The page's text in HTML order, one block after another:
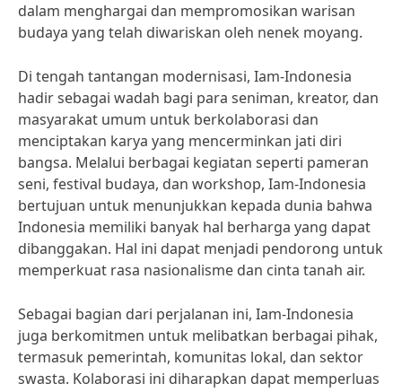
dalam menghargai dan mempromosikan warisan
budaya yang telah diwariskan oleh nenek moyang.
Di tengah tantangan modernisasi, Iam-Indonesia
hadir sebagai wadah bagi para seniman, kreator, dan
masyarakat umum untuk berkolaborasi dan
menciptakan karya yang mencerminkan jati diri
bangsa. Melalui berbagai kegiatan seperti pameran
seni, festival budaya, dan workshop, Iam-Indonesia
bertujuan untuk menunjukkan kepada dunia bahwa
Indonesia memiliki banyak hal berharga yang dapat
dibanggakan. Hal ini dapat menjadi pendorong untuk
memperkuat rasa nasionalisme dan cinta tanah air.
Sebagai bagian dari perjalanan ini, Iam-Indonesia
juga berkomitmen untuk melibatkan berbagai pihak,
termasuk pemerintah, komunitas lokal, dan sektor
swasta. Kolaborasi ini diharapkan dapat memperluas